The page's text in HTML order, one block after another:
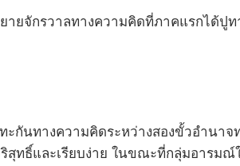
ายจักรวาลทางความคิดที่ภาคแรกได้ปู
กันทางความคิดระหว่างสองขั้วอำนา
สุทธิ์และเรียบง่าย ในขณะที่กลุ่มอารมณ์